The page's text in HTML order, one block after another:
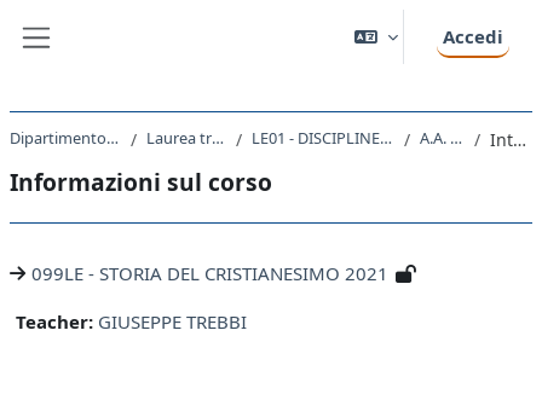
Accedi
Dipartimento di Studi Umanistici Laurea triennale (DM270) LE01 - DISCIPLINE STORICHE E FILOSOFICHE A.A. 2021 - 2022 Introduzione
Informazioni sul corso
099LE - STORIA DEL CRISTIANESIMO 2021
Teacher: GIUSEPPE TREBBI